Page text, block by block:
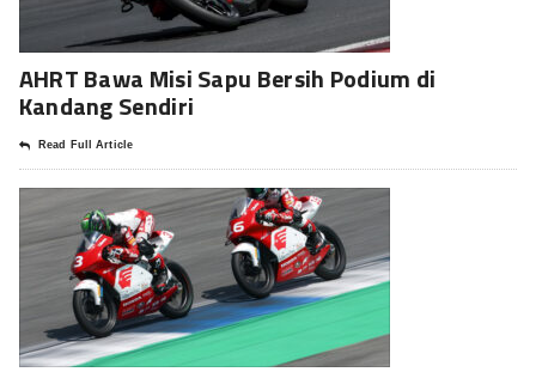
AHRT Bawa Misi Sapu Bersih Podium di
Kandang Sendiri
Read Full Article